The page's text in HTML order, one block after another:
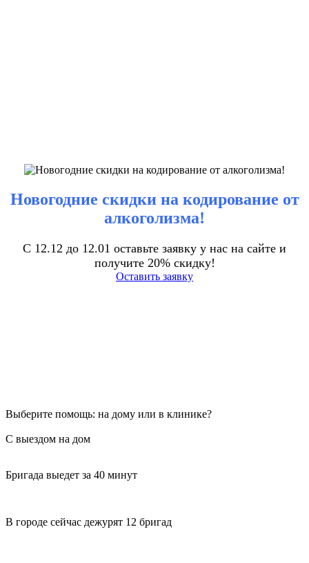
Новогодние скидки на кодирование от
алкоголизма!
С 12.12 до 12.01 оставьте заявку у нас на сайте и
получите 20% скидку!
Оставить заявку
Выберите помощь: на дому или в клинике?
С выездом на дом
Бригада выедет за 40 минут
В городе сейчас дежурят 12 бригад